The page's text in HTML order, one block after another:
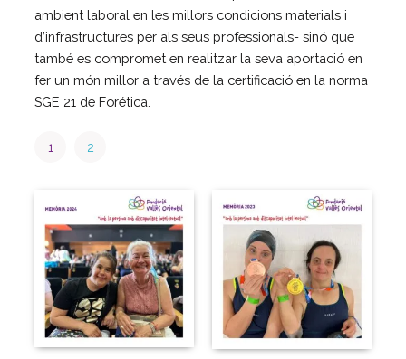
Residència
Centre d’atenció especialitzada
Servei d’habitatge
Casa Empúries
Manipulats Industrials
Jardineria
Neteja
Bugaderia
Càtering
Serveis Generals
ambient laboral en les millors condicions materials i
d’infrastructures per als seus professionals- sinó que
també es compromet en realitzar la seva aportació en
fer un món millor a través de la certificació en la norma
SGE 21 de Forética.
1 2